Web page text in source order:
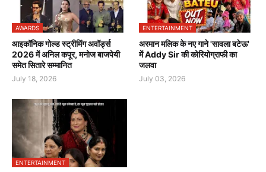
AWARDS
आइकॉनिक गोल्ड स्ट्रीमिंग अवॉर्ड्स
2026 में अनिल कपूर, मनोज बाजपेयी
समेत सितारे सम्मानित
July 18, 2026
ENTERTAINMENT
अरमान मलिक के नए गाने 'सावला बटेऊ'
में Addy Sir की कोरियोग्राफी का
जलवा
July 03, 2026
ENTERTAINMENT